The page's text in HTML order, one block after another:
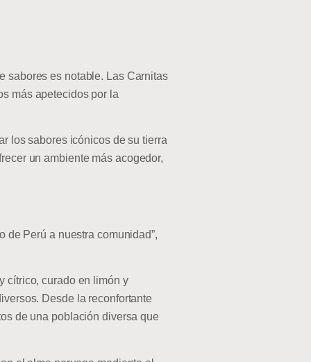
sabores es notable. Las Carnitas
más apetecidos por la
los sabores icónicos de su tierra
un ambiente más acogedor,
de Perú a nuestra comunidad”,
cítrico, curado en limón y
Desde la reconfortante
de una población diversa que